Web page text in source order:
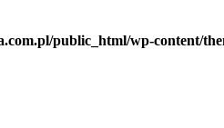
public_html/wp-content/